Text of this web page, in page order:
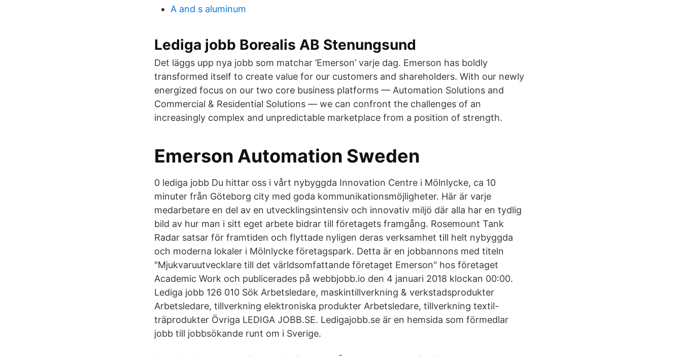
A and s aluminum
Lediga jobb Borealis AB Stenungsund
Det läggs upp nya jobb som matchar ’Emerson’ varje dag. Emerson has boldly
transformed itself to create value for our customers and shareholders. With our newly
energized focus on our two core business platforms — Automation Solutions and
Commercial & Residential Solutions — we can confront the challenges of an
increasingly complex and unpredictable marketplace from a position of strength.
Emerson Automation Sweden
0 lediga jobb Du hittar oss i vårt nybyggda Innovation Centre i Mölnlycke, ca 10
minuter från Göteborg city med goda kommunikationsmöjligheter. Här är varje
medarbetare en del av en utvecklingsintensiv och innovativ miljö där alla har en tydlig
bild av hur man i sitt eget arbete bidrar till företagets framgång. Rosemount Tank
Radar satsar för framtiden och flyttade nyligen deras verksamhet till helt nybyggda
och moderna lokaler i Mölnlycke företagspark. Detta är en jobbannons med titeln
"Mjukvaruutvecklare till det världsomfattande företaget Emerson" hos företaget
Academic Work och publicerades på webbjobb.io den 4 januari 2018 klockan 00:00.
Lediga jobb 126 010 Sök Arbetsledare, maskintillverkning & verkstadsprodukter
Arbetsledare, tillverkning elektroniska produkter Arbetsledare, tillverkning textil-
träprodukter Övriga LEDIGA JOBB.SE. Ledigajobb.se är en hemsida som förmedlar
jobb till jobbsökande runt om i Sverige.